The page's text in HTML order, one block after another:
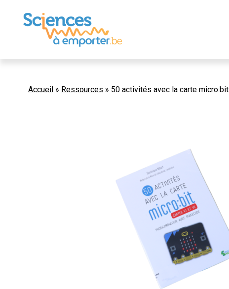
Accueil » Ressources » 50 activités avec la carte micro:bit